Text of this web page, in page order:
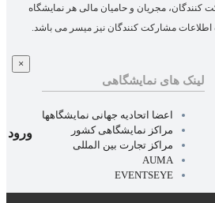
مجریان و حامیان مالی هر نمایشگاه
مشارکت کنندگان نیز میسر می باشد.
لینک های نمایشگاهی
اعضا اتحادیه جهانی نمایشگاهها
مراکز نمایشگاهی کشور
مراکز تجارت بین المللی
AUMA
EVENTSEYE
×
ورود